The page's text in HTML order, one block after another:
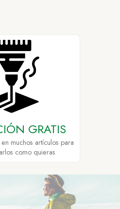
GRATIS
muchos artículos para
como quieras